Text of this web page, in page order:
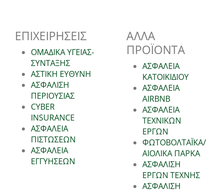
ΕΠΙΧΕΙΡΗΣΕΙΣ
ΟΜΑΔΙΚΑ ΥΓΕΙΑΣ-
ΣΥΝΤΑΞΗΣ
ΑΣΤΙΚΗ ΕΥΘΥΝΗ
ΑΣΦΑΛΙΣΗ
ΠΕΡΙΟΥΣΙΑΣ
CYBER
INSURANCE
ΑΣΦΑΛΕΙΑ
ΠΙΣΤΩΣΕΩΝ
ΑΣΦΑΛΕΙΑ
ΕΓΓΥΗΣΕΩΝ
ΑΛΛΑ
ΠΡΟΪΟΝΤΑ
ΑΣΦΑΛΕΙΑ
ΚΑΤΟΙΚΙΔΙΟΥ
ΑΣΦΑΛΕΙΑ
AIRBNB
ΑΣΦΑΛΕΙΑ
ΤΕΧΝΙΚΩΝ
ΕΡΓΩΝ
ΦΩΤΟΒΟΛΤΑΪΚΑ/
ΑΙΟΛΙΚΑ ΠΑΡΚΑ
ΑΣΦΑΛΙΣΗ
ΕΡΓΩΝ ΤΕΧΝΗΣ
ΑΣΦΑΛΙΣΗ